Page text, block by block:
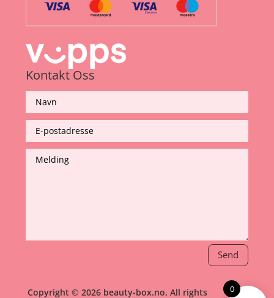
Kontakt Oss
Send
Copyright © 2026 beauty-box.no, All rights 0